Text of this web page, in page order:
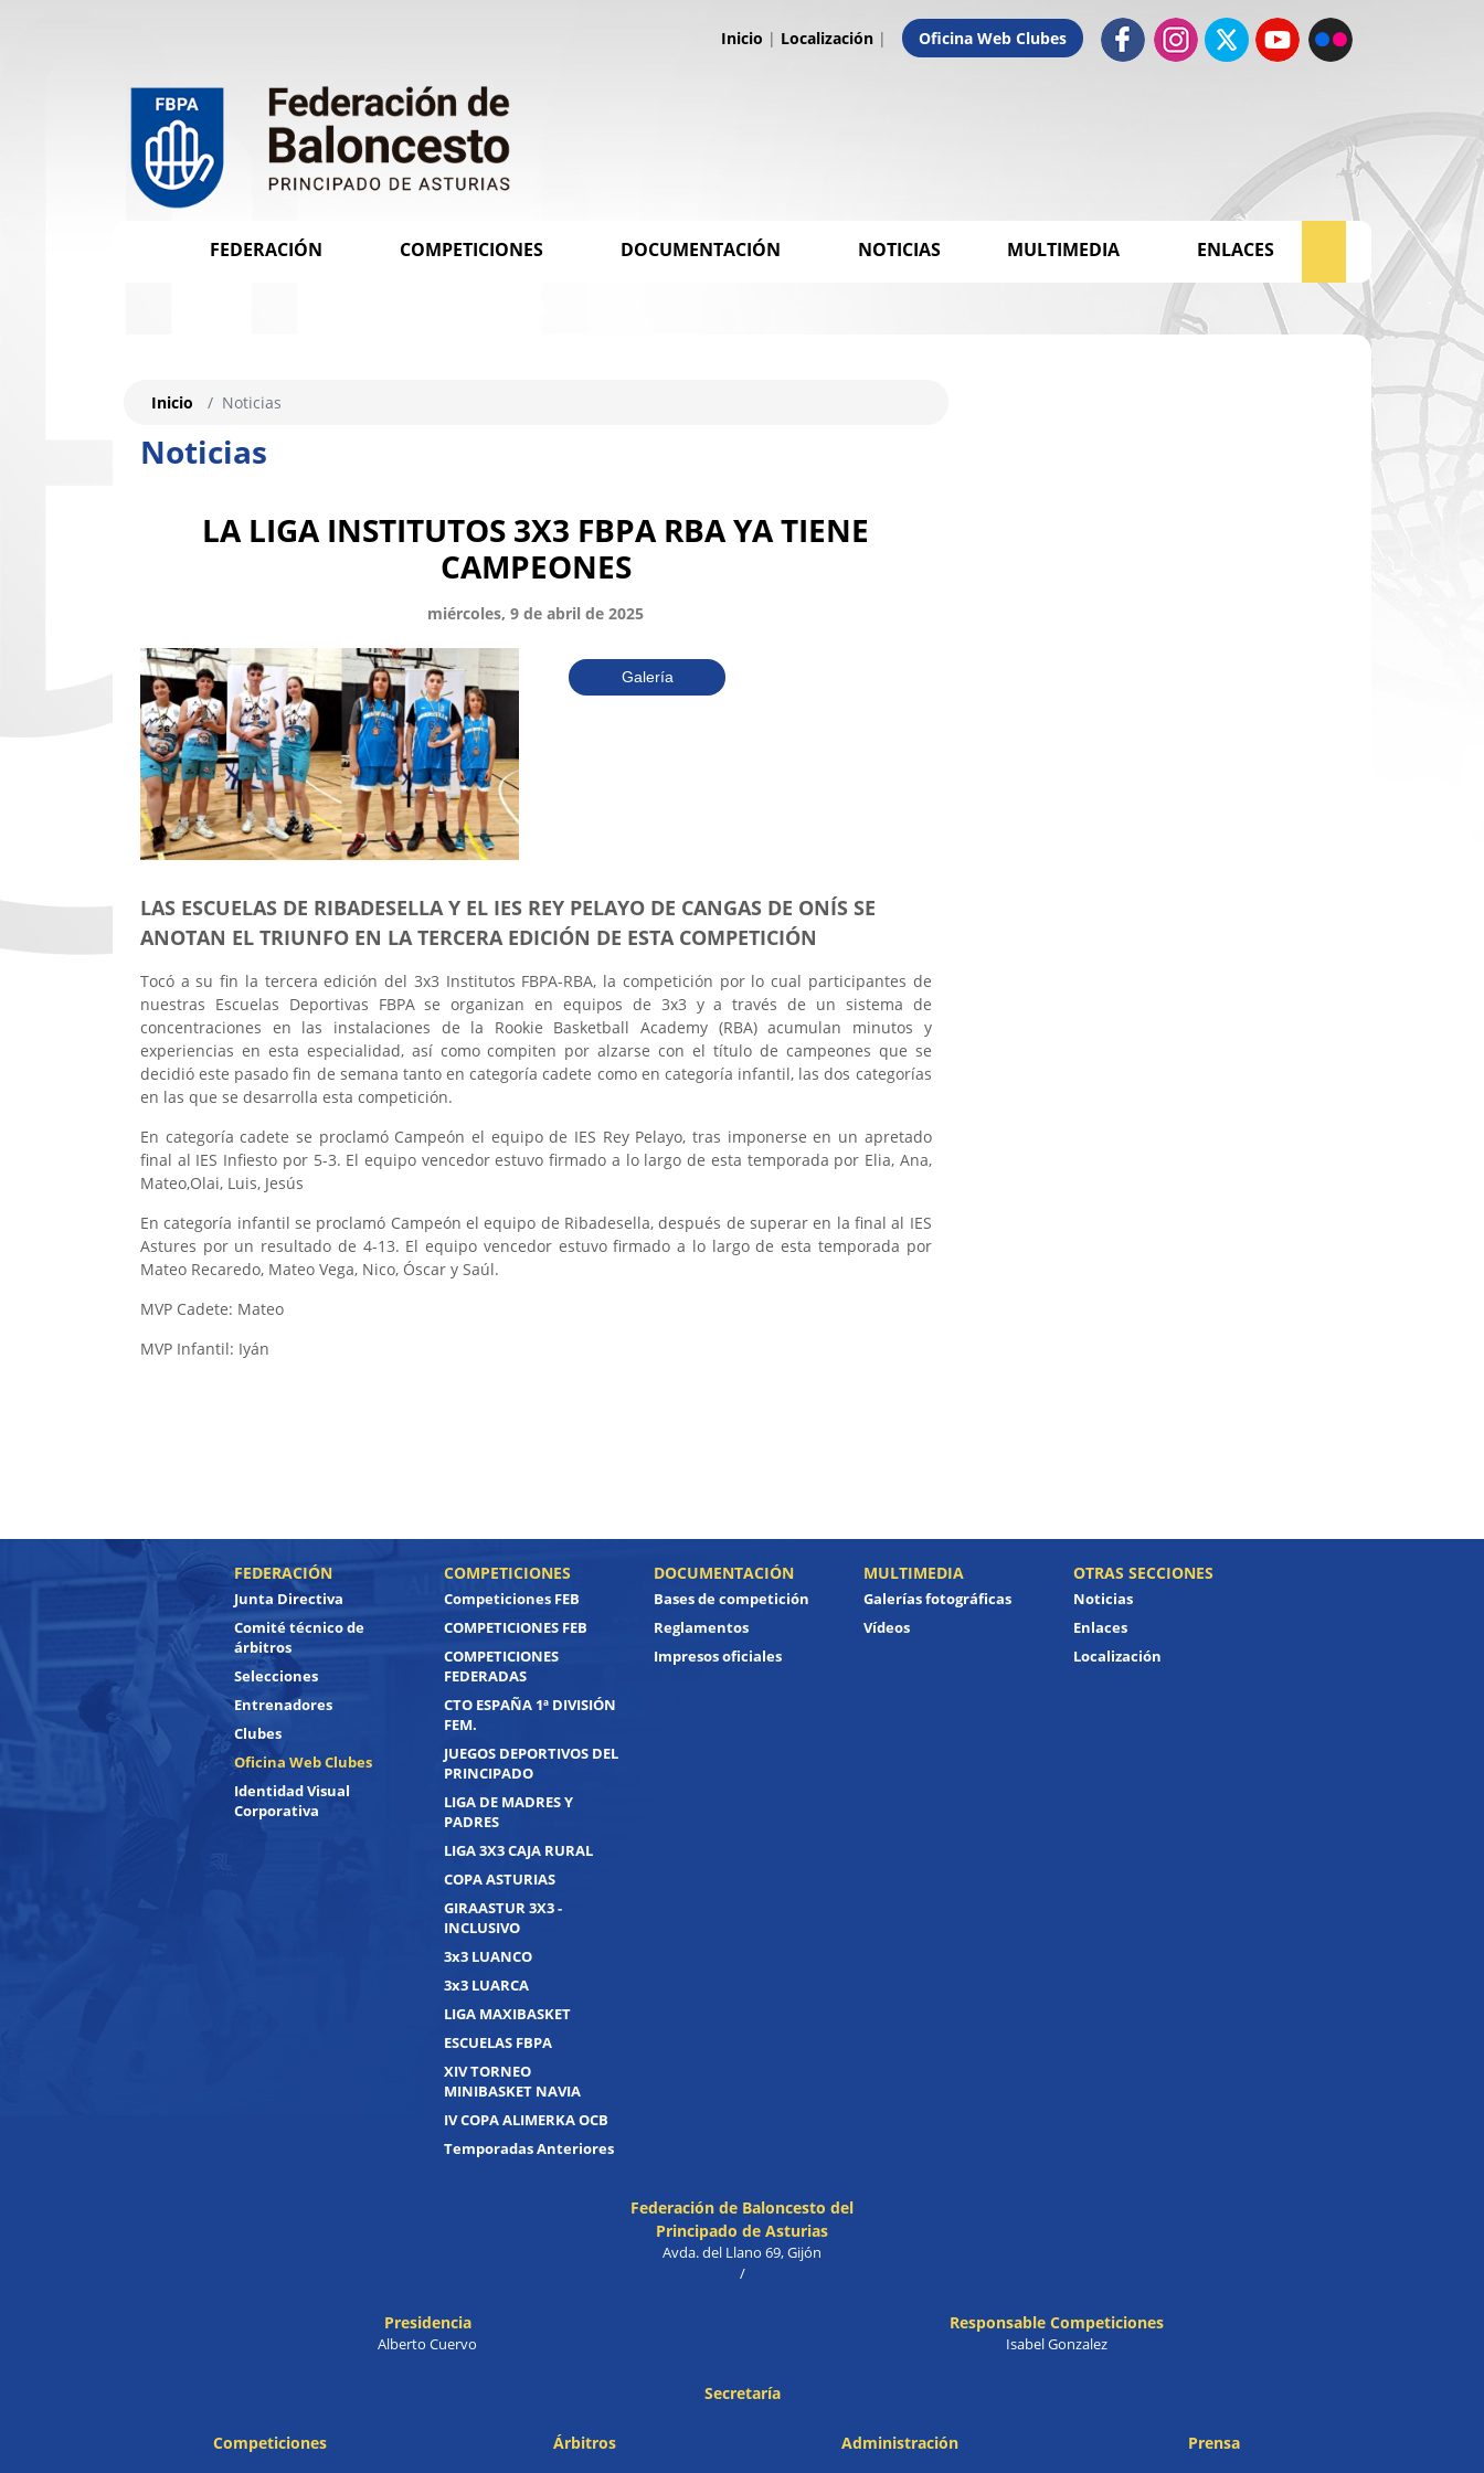
Inicio | Localización | Oficina Web Clubes
FEDERACIÓN COMPETICIONES DOCUMENTACIÓN NOTICIAS MULTIMEDIA ENLACES
Noticias
Inicio Noticias
LA LIGA INSTITUTOS 3X3 FBPA RBA YA TIENE
CAMPEONES
miércoles, 9 de abril de 2025
Galería
LAS ESCUELAS DE RIBADESELLA Y EL IES REY PELAYO DE CANGAS DE ONÍS SE
ANOTAN EL TRIUNFO EN LA TERCERA EDICIÓN DE ESTA COMPETICIÓN
Tocó a su fin la tercera edición del 3x3 Institutos FBPA-RBA, la competición por lo cual participantes de
nuestras Escuelas Deportivas FBPA se organizan en equipos de 3x3 y a través de un sistema de
concentraciones en las instalaciones de la Rookie Basketball Academy (RBA) acumulan minutos y
experiencias en esta especialidad, así como compiten por alzarse con el título de campeones que se
decidió este pasado fin de semana tanto en categoría cadete como en categoría infantil, las dos categorías
en las que se desarrolla esta competición.
En categoría cadete se proclamó Campeón el equipo de IES Rey Pelayo, tras imponerse en un apretado
final al IES Infiesto por 5-3. El equipo vencedor estuvo firmado a lo largo de esta temporada por Elia, Ana,
Mateo,Olai, Luis, Jesús
En categoría infantil se proclamó Campeón el equipo de Ribadesella, después de superar en la final al IES
Astures por un resultado de 4-13. El equipo vencedor estuvo firmado a lo largo de esta temporada por
Mateo Recaredo, Mateo Vega, Nico, Óscar y Saúl.
MVP Cadete: Mateo
MVP Infantil: Iyán
FEDERACIÓN
Junta Directiva
Comité técnico de
árbitros
Selecciones
Entrenadores
Clubes
Oficina Web Clubes
Identidad Visual
Corporativa
COMPETICIONES
Competiciones FEB
COMPETICIONES FEB
COMPETICIONES
FEDERADAS
CTO ESPAÑA 1ª DIVISIÓN
FEM.
JUEGOS DEPORTIVOS DEL
PRINCIPADO
LIGA DE MADRES Y
PADRES
LIGA 3X3 CAJA RURAL
COPA ASTURIAS
GIRAASTUR 3X3 -
INCLUSIVO
3x3 LUANCO
3x3 LUARCA
LIGA MAXIBASKET
ESCUELAS FBPA
XIV TORNEO
MINIBASKET NAVIA
IV COPA ALIMERKA OCB
Temporadas Anteriores
DOCUMENTACIÓN
Bases de competición
Reglamentos
Impresos oficiales
MULTIMEDIA
Galerías fotográficas
Vídeos
OTRAS SECCIONES
Noticias
Enlaces
Localización
Federación de Baloncesto del
Principado de Asturias
Avda. del Llano 69, Gijón
/
Presidencia
Alberto Cuervo
Responsable Competiciones
Isabel Gonzalez
Secretaría
Competiciones Árbitros Administración Prensa